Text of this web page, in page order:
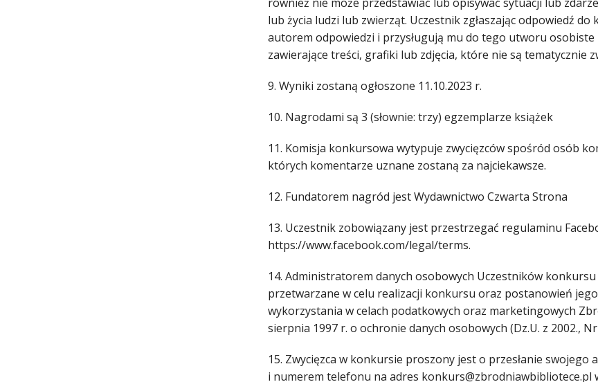
lub życia ludzi lub zwierząt. Uczestnik zgłaszając odpowiedź
autorem odpowiedzi i przysługują mu do tego utworu
zawierające treści, grafiki lub zdjęcia, które nie są tematycznie
9. Wyniki zostaną ogłoszone 11.10.2023 r.
10. Nagrodami są 3 (słownie: trzy) egzemplarze książek
11. Komisja konkursowa wytypuje zwycięzców spośród osób
których komentarze uznane zostaną za najciekawsze.
12. Fundatorem nagród jest Wydawnictwo Czwarta Strona
13. Uczestnik zobowiązany jest przestrzegać regulaminu
https://www.facebook.com/legal/terms.
14. Administratorem danych osobowych Uczestników
przetwarzane w celu realizacji konkursu oraz postanowień
wykorzystania w celach podatkowych oraz marketingowych
sierpnia 1997 r. o ochronie danych osobowych (Dz.U. z 2002.,
15. Zwycięzca w konkursie proszony jest o przesłanie
i numerem telefonu na adres konkurs@zbrodniawbibliotece.pl